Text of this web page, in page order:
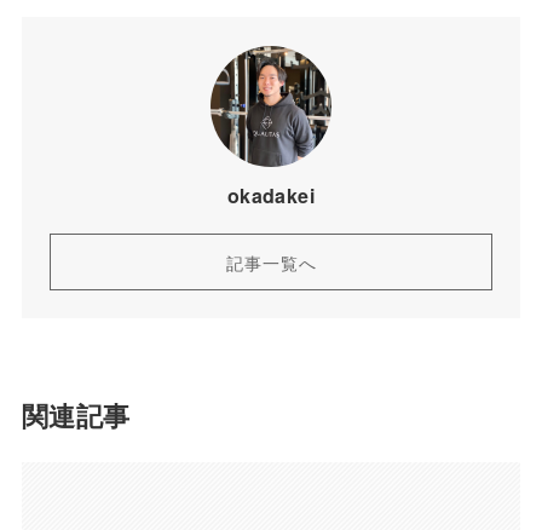
okadakei
記事一覧へ
関連記事